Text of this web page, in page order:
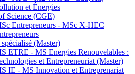
et Énergies
Science (CGE)
Entrepreneurs - MSc X-HEC
(Master)
ETRE - MS Energies Renouvelables :
et Entrepreneuriat (Master)
IE - MS Innovation et Entreprenariat